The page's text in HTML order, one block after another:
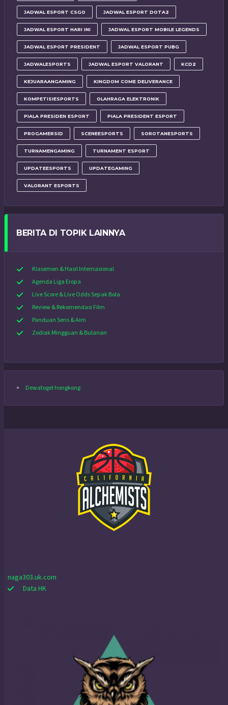
JADWAL ESPORT CSGO JADWAL ESPORT DOTA2
JADWAL ESPORT HARI INI JADWAL ESPORT MOBILE LEGENDS
JADWAL ESPORT PRESIDENT JADWAL ESPORT PUBG
JADWALESPORTS JADWAL ESPORT VALORANT KCD2
KEJUARAANGAMING KINGDOM COME DELIVERANCE
KOMPETISIESPORTS OLAHRAGA ELEKTRONIK
PIALA PRESIDEN ESPORT PIALA PRESIDENT ESPORT
PROGAMERSID SCENEESPORTS SOROTANESPORTS
TURNAMENGAMING TURNAMENT ESPORT
UPDATEESPORTS UPDATEGAMING
VALORANT ESPORTS
BERITA DI TOPIK LAINNYA
Klasemen & Hasil Internasional
Agenda Liga Eropa
Live Score & Live Odds Sepak Bola
Review & Rekomendasi Film
Panduan Sens & Aim
Zodiak Mingguan & Bulanan
Dewatogel hongkong
naga303.uk.com
Data HK